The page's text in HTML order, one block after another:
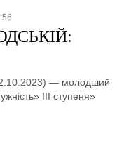
— молодший
ІІІ ступеня»